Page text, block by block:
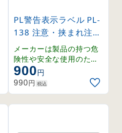
PL警告表示ラベル PL-
138 注意・挟まれ注意
・手を入れるな 小 (20
3138)
メーカーは製品の持つ危
険性や安全な使用のため
の指示に関わる正しい警
告を、ユーザーに提供す
る義務があり、その内容
900円
990円 税込